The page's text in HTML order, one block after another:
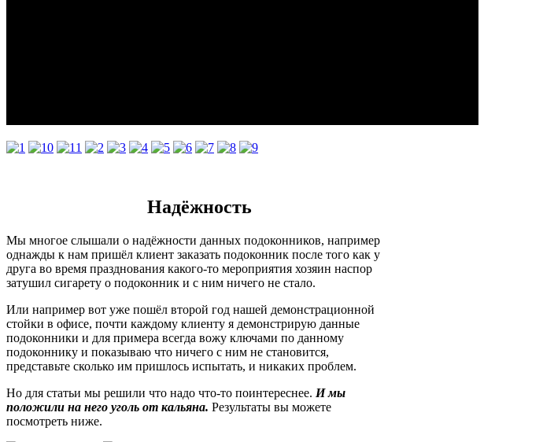
Надёжность
Мы многое слышали о надёжности данных подоконников, например
однажды к нам пришёл клиент заказать подоконник после того как у
друга во время празднования какого-то мероприятия хозяин наспор
затушил сигарету о подоконник и с ним ничего не стало.
Или например вот уже пошёл второй год нашей демонстрационной
стойки в офисе, почти каждому клиенту я демонстрирую данные
подоконники и для примера всегда вожу ключами по данному
подоконнику и показываю что ничего с ним не становится,
представьте сколько им пришлось испытать, и никаких проблем.
Но для статьи мы решили что надо что-то поинтереснее. И мы
положили на него уголь от кальяна. Результаты вы можете
посмотреть ниже.